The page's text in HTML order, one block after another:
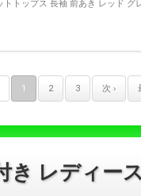
トップス 長袖 前あき レッド グ
1 2 3 次 ›
き レディー